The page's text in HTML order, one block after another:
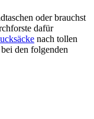
oder brauchst
dafür
nach tollen
den folgenden